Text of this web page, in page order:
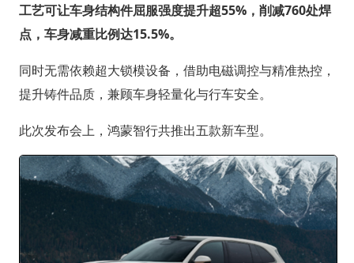
工艺可让车身结构件屈服强度提升超55%，削减760处焊
点，车身减重比例达15.5%。
同时无需依赖超大锁模设备，借助电磁调控与精准热控，
提升铸件品质，兼顾车身轻量化与行车安全。
此次发布会上，鸿蒙智行共推出五款新车型。